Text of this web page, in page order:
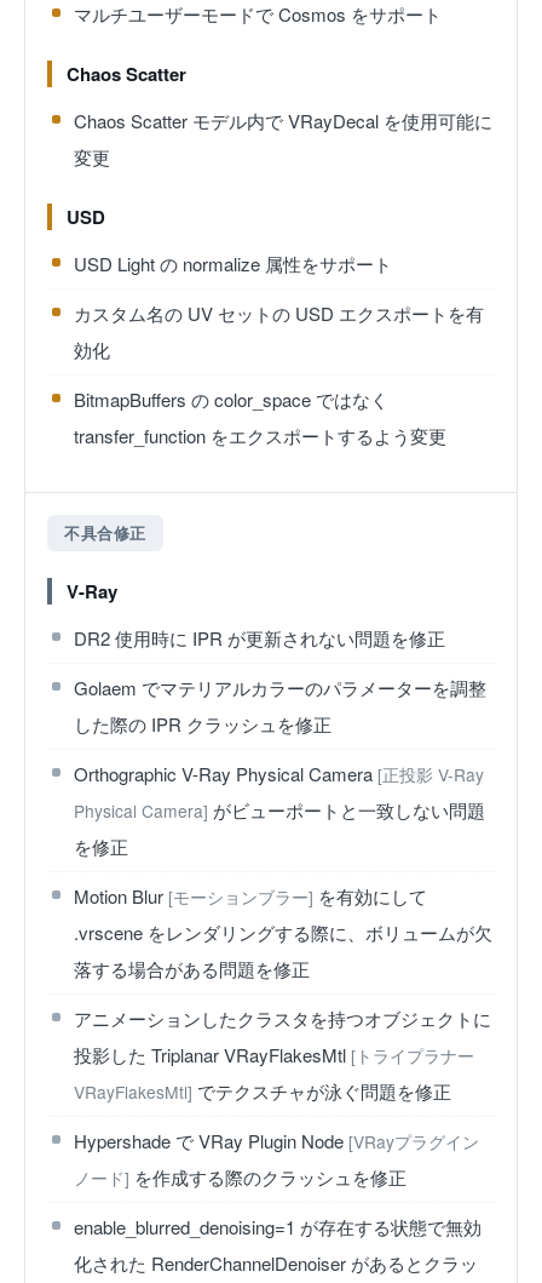
マルチユーザーモードで Cosmos をサポート
Chaos Scatter
Chaos Scatter モデル内で VRayDecal を使用可能に
変更
USD
USD Light の normalize 属性をサポート
カスタム名の UV セットの USD エクスポートを有
効化
BitmapBuffers の color_space ではなく
transfer_function をエクスポートするよう変更
不具合修正
V-Ray
DR2 使用時に IPR が更新されない問題を修正
Golaem でマテリアルカラーのパラメーターを調整
した際の IPR クラッシュを修正
Orthographic V-Ray Physical Camera [正投影 V-Ray
Physical Camera] がビューポートと一致しない問題
を修正
Motion Blur [モーションブラー] を有効にして
.vrscene をレンダリングする際に、ボリュームが欠
落する場合がある問題を修正
アニメーションしたクラスタを持つオブジェクトに
投影した Triplanar VRayFlakesMtl [トライプラナー
VRayFlakesMtl] でテクスチャが泳ぐ問題を修正
Hypershade で VRay Plugin Node [VRayプラグイン
ノード] を作成する際のクラッシュを修正
enable_blurred_denoising=1 が存在する状態で無効
化された RenderChannelDenoiser があるとクラッ